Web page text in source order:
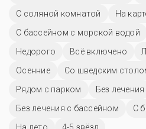
С соляной комнатой
На
С бассейном с морской водой
Недорого
Всё включено
Осенние
Со шведским
Рядом с парком
Без лечения
Без лечения с бассейном
C